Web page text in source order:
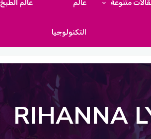
متنوعة عالم
التكنولوجيا
عالم الطبخ
RIHANNA